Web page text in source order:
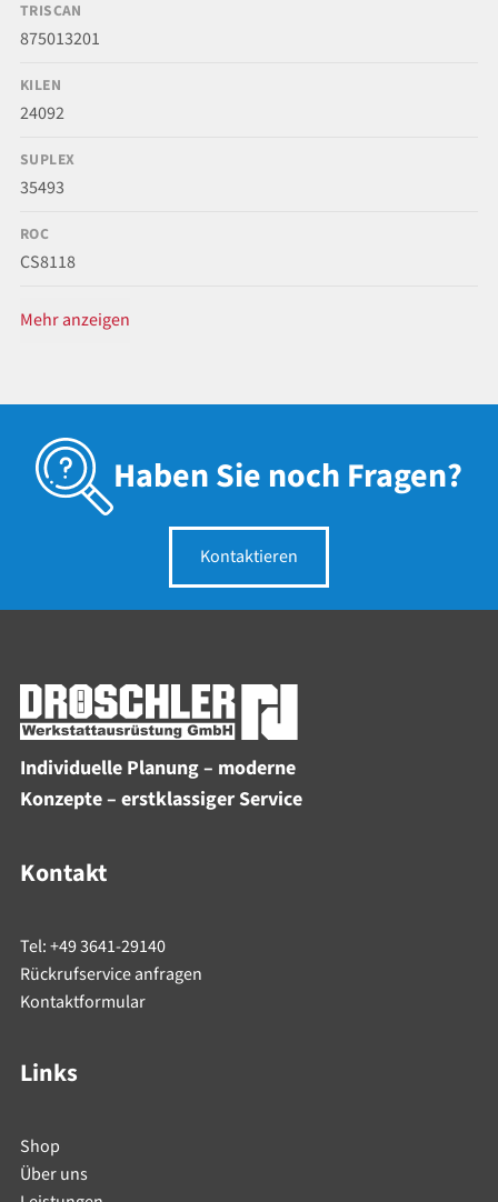
TRISCAN
875013201
KILEN
24092
SUPLEX
35493
ROC
CS8118
Mehr anzeigen
Haben Sie noch Fragen?
Kontaktieren
Individuelle Planung – moderne
Konzepte – erstklassiger Service
Kontakt
Tel: +49 3641-29140
Rückrufservice anfragen
Kontaktformular
Links
Shop
Über uns